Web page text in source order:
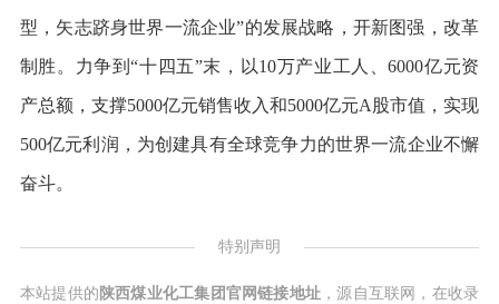
型，矢志跻身世界一流企业”的发展战略，开新图强，改革
制胜。力争到“十四五”末，以10万产业工人、6000亿元资
产总额，支撑5000亿元销售收入和5000亿元A股市值，实现
500亿元利润，为创建具有全球竞争力的世界一流企业不懈
奋斗。
特别声明
本站提供的 陕西煤业化工集团官网链接地址 ，源自互联网，在收录